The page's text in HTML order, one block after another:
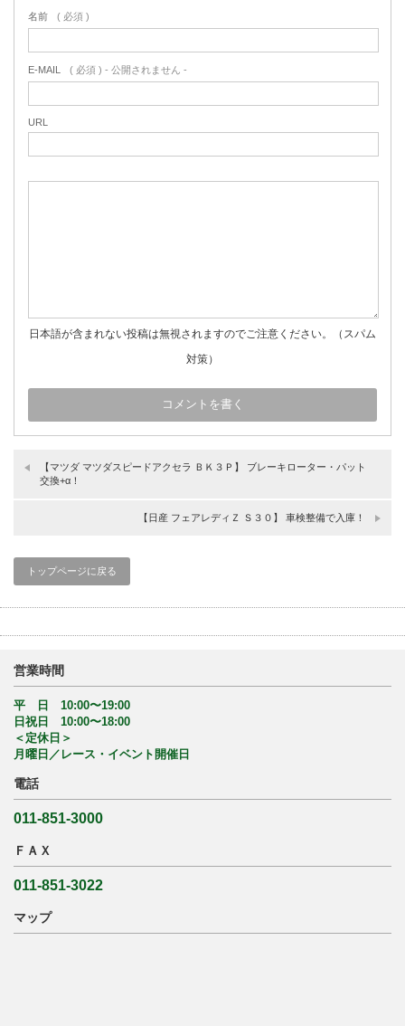
名前 ( 必須 )
E-MAIL ( 必須 ) - 公開されません -
URL
日本語が含まれない投稿は無視されますのでご注意ください。（スパム
対策）
【マツダ マツダスピードアクセラ ＢＫ３Ｐ】 ブレーキローター・パット
交換+α！
【日産 フェアレディＺ Ｓ３０】 車検整備で入庫！
トップページに戻る
営業時間
平 日 10:00〜19:00
日祝日 10:00〜18:00
＜定休日＞
月曜日／レース・イベント開催日
電話
011-851-3000
ＦＡＸ
011-851-3022
マップ